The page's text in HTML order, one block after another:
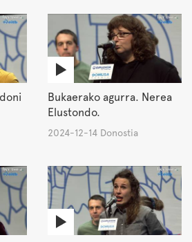
Bukaerako agurra. Nerea
Elustondo.
2024-12-14 Donostia